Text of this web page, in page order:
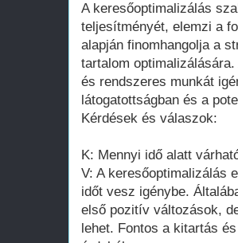
A keresőoptimalizálás
teljesítményét, elemzi a
alapján finomhangolja a
tartalom
és rendszeres munkát
látogatottságban és a
Kérdések és válaszok:
K: Mennyi idő alatt
V: A keresőoptimalizálás
időt vesz igénybe.
első pozitív változások,
lehet. Fontos a kitartás